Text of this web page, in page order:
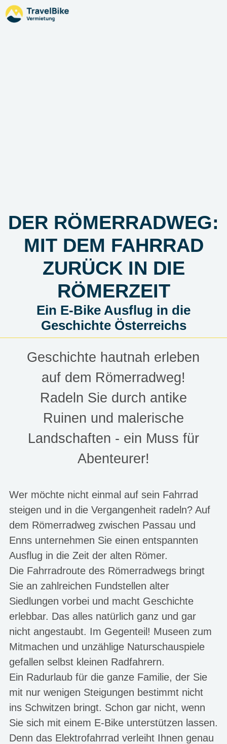
DER RÖMERRADWEG:
MIT DEM FAHRRAD
ZURÜCK IN DIE
RÖMERZEIT
Ein E-Bike Ausflug in die
Geschichte Österreichs
Geschichte hautnah erleben
auf dem Römerradweg!
Radeln Sie durch antike
Ruinen und malerische
Landschaften - ein Muss für
Abenteurer!
Wer möchte nicht einmal auf sein Fahrrad
steigen und in die Vergangenheit radeln? Auf
dem Römerradweg zwischen Passau und
Enns unternehmen Sie einen entspannten
Ausflug in die Zeit der alten Römer.
Die Fahrradroute des Römerradwegs bringt
Sie an zahlreichen Fundstellen alter
Siedlungen vorbei und macht Geschichte
erlebbar. Das alles natürlich ganz und gar
nicht angestaubt. Im Gegenteil! Museen zum
Mitmachen und unzählige Naturschauspiele
gefallen selbst kleinen Radfahrern.
Ein Radurlaub für die ganze Familie, der Sie
mit nur wenigen Steigungen bestimmt nicht
ins Schwitzen bringt. Schon gar nicht, wenn
Sie sich mit einem E-Bike unterstützen lassen.
Denn das Elektrofahrrad verleiht Ihnen genau